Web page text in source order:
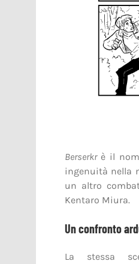
Berserkrè il
ingenuità nella
un altro
Kentaro Miura.
Un confronto
La stessa